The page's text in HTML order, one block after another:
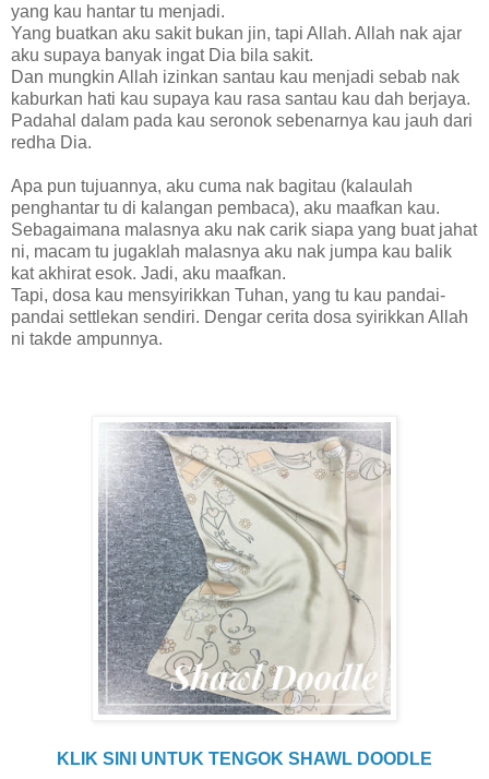
yang kau hantar tu menjadi.
Yang buatkan aku sakit bukan jin, tapi Allah. Allah nak ajar
aku supaya banyak ingat Dia bila sakit.
Dan mungkin Allah izinkan santau kau menjadi sebab nak
kaburkan hati kau supaya kau rasa santau kau dah berjaya.
Padahal dalam pada kau seronok sebenarnya kau jauh dari
redha Dia.
Apa pun tujuannya, aku cuma nak bagitau (kalaulah
penghantar tu di kalangan pembaca), aku maafkan kau.
Sebagaimana malasnya aku nak carik siapa yang buat jahat
ni, macam tu jugaklah malasnya aku nak jumpa kau balik
kat akhirat esok. Jadi, aku maafkan.
Tapi, dosa kau mensyirikkan Tuhan, yang tu kau pandai-
pandai settlekan sendiri. Dengar cerita dosa syirikkan Allah
ni takde ampunnya.
KLIK SINI UNTUK TENGOK SHAWL DOODLE